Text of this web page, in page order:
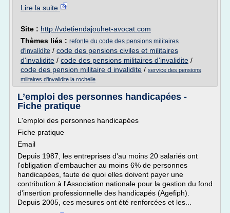
Lire la suite
Site : http://vdetiendajouhet-avocat.com
Thèmes liés : refonte du code des pensions militaires
d'invalidite / code des pensions civiles et militaires
d'invalidite / code des pensions militaires d'invalidite /
code des pension militaire d invalidite / service des pensions
militaires d'invalidite la rochelle
L’emploi des personnes handicapées -
Fiche pratique
L'emploi des personnes handicapées
Fiche pratique
Email
Depuis 1987, les entreprises d'au moins 20 salariés ont
l'obligation d'embaucher au moins 6% de personnes
handicapées, faute de quoi elles doivent payer une
contribution à l'Association nationale pour la gestion du fond
d'insertion professionnelle des handicapés (Agefiph).
Depuis 2005, ces mesures ont été renforcées et les...